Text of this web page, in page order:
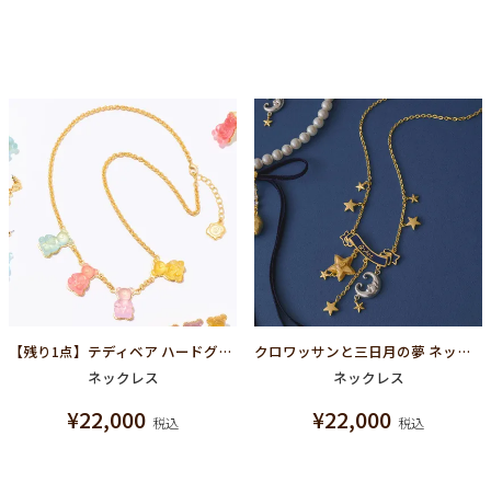
【残り1点】テディベア ハードグミ ネックレス
ネックレス
¥22,000 税込
クロワッサンと三日月の夢 ネックレス
ネックレス
¥22,000 税込